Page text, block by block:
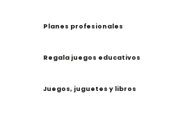
Planes profesionales
Regala juegos educativos
Juegos, juguetes y libros